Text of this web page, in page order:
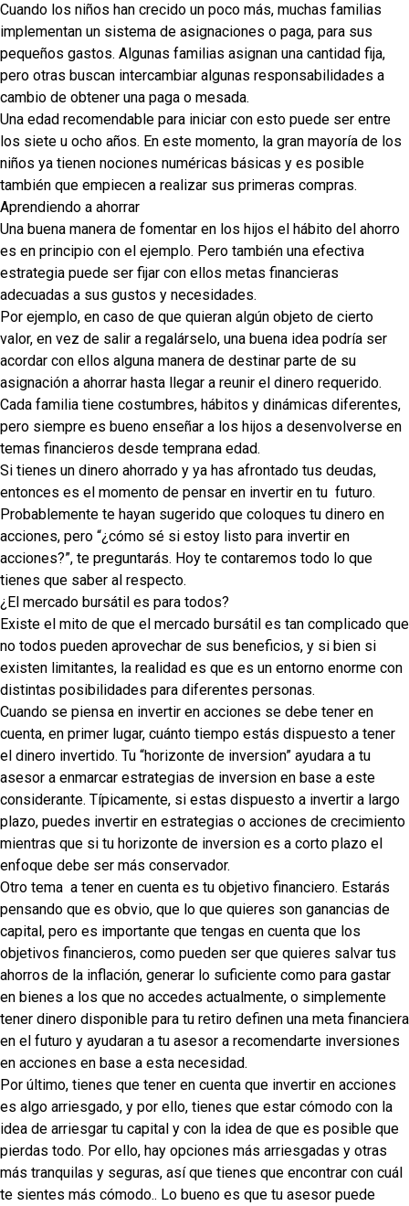
Cuando los niños han crecido un poco más, muchas familias
implementan un sistema de asignaciones o paga, para sus
pequeños gastos. Algunas familias asignan una cantidad fija,
pero otras buscan intercambiar algunas responsabilidades a
cambio de obtener una paga o mesada.
Una edad recomendable para iniciar con esto puede ser entre
los siete u ocho años. En este momento, la gran mayoría de los
niños ya tienen nociones numéricas básicas y es posible
también que empiecen a realizar sus primeras compras.
Aprendiendo a ahorrar
Una buena manera de fomentar en los hijos el hábito del ahorro
es en principio con el ejemplo. Pero también una efectiva
estrategia puede ser fijar con ellos metas financieras
adecuadas a sus gustos y necesidades.
Por ejemplo, en caso de que quieran algún objeto de cierto
valor, en vez de salir a regalárselo, una buena idea podría ser
acordar con ellos alguna manera de destinar parte de su
asignación a ahorrar hasta llegar a reunir el dinero requerido.
Cada familia tiene costumbres, hábitos y dinámicas diferentes,
pero siempre es bueno enseñar a los hijos a desenvolverse en
temas financieros desde temprana edad.
Si tienes un dinero ahorrado y ya has afrontado tus deudas,
entonces es el momento de pensar en invertir en tu futuro.
Probablemente te hayan sugerido que coloques tu dinero en
acciones, pero “¿cómo sé si estoy listo para invertir en
acciones?”, te preguntarás. Hoy te contaremos todo lo que
tienes que saber al respecto.
¿El mercado bursátil es para todos?
Existe el mito de que el mercado bursátil es tan complicado que
no todos pueden aprovechar de sus beneficios, y si bien si
existen limitantes, la realidad es que es un entorno enorme con
distintas posibilidades para diferentes personas.
Cuando se piensa en invertir en acciones se debe tener en
cuenta, en primer lugar, cuánto tiempo estás dispuesto a tener
el dinero invertido. Tu “horizonte de inversion” ayudara a tu
asesor a enmarcar estrategias de inversion en base a este
considerante. Típicamente, si estas dispuesto a invertir a largo
plazo, puedes invertir en estrategias o acciones de crecimiento
mientras que si tu horizonte de inversion es a corto plazo el
enfoque debe ser más conservador.
Otro tema a tener en cuenta es tu objetivo financiero. Estarás
pensando que es obvio, que lo que quieres son ganancias de
capital, pero es importante que tengas en cuenta que los
objetivos financieros, como pueden ser que quieres salvar tus
ahorros de la inflación, generar lo suficiente como para gastar
en bienes a los que no accedes actualmente, o simplemente
tener dinero disponible para tu retiro definen una meta financiera
en el futuro y ayudaran a tu asesor a recomendarte inversiones
en acciones en base a esta necesidad.
Por último, tienes que tener en cuenta que invertir en acciones
es algo arriesgado, y por ello, tienes que estar cómodo con la
idea de arriesgar tu capital y con la idea de que es posible que
pierdas todo. Por ello, hay opciones más arriesgadas y otras
más tranquilas y seguras, así que tienes que encontrar con cuál
te sientes más cómodo.. Lo bueno es que tu asesor puede